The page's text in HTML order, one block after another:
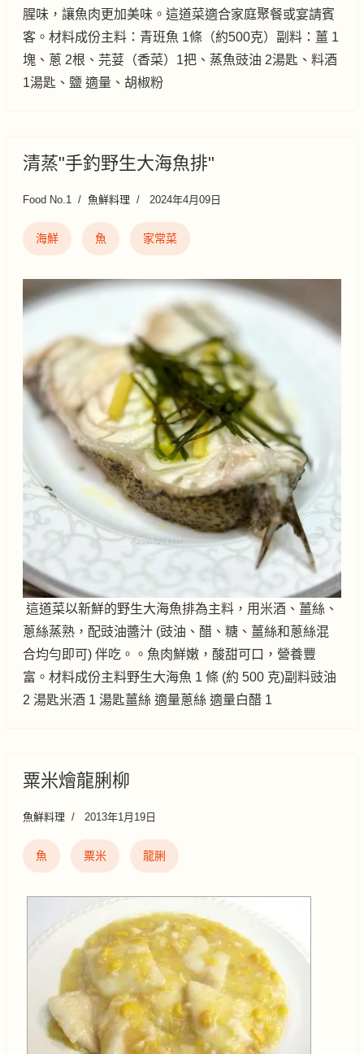
腥味，讓魚肉更加美味。這道菜適合家庭聚餐或宴請賓
客。材料成份主料：青班魚 1條（約500克）副料：薑 1
塊、蔥 2根、芫荽（香菜）1把、蒸魚豉油 2湯匙、料酒
1湯匙、鹽 適量、胡椒粉
清蒸"手釣野生大海魚排"
Food No.1 魚鮮料理 2024年4月09日
海鮮 魚 家常菜
這道菜以新鮮的野生大海魚排為主料，用米酒、薑絲、
蔥絲蒸熟，配豉油醬汁 (豉油、醋、糖、薑絲和蔥絲混
合均勻即可) 伴吃。。魚肉鮮嫩，酸甜可口，營養豐
富。材料成份主料野生大海魚 1 條 (約 500 克)副料豉油
2 湯匙米酒 1 湯匙薑絲 適量蔥絲 適量白醋 1
粟米燴龍脷柳
魚鮮料理 2013年1月19日
魚 粟米 龍脷